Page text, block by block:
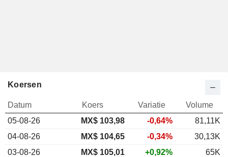
Koersen
Datum Koers Variatie
Volume
05-08-26
MX$ 103,98 -0,64%
81,11K
04-08-26
MX$ 104,65 -0,34%
30,13K
03-08-26
MX$ 105,01 +0,92%
65K